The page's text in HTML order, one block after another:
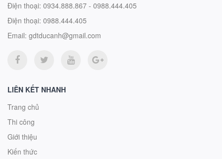
Điện thoại: 0934.888.867 - 0988.444.405
Điện thoại: 0988.444.405
Email: gdtducanh@gmail.com
LIÊN KẾT NHANH
Trang chủ
Thi công
Giới thiệu
Kiến thức